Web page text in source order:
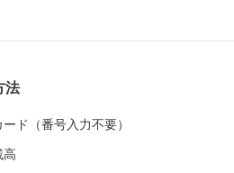
区の町並みは、国の「重要伝統的建造物
に選定されており、江戸後期から昭和に
道路から一歩裏に入ると、登り窯の廃材
法
ード（番号入力不要）
高